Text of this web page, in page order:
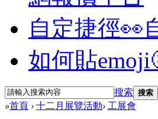
自定捷徑👀
如何貼
搜索 搜索
»首頁 › 十二月展覽活動› 工展會